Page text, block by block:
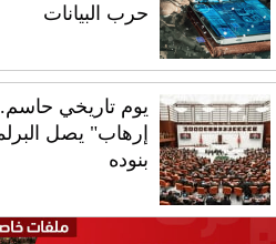
حرب البيانات
يوم تاريخي حاسم..
إرهاب" يصل
بنوده